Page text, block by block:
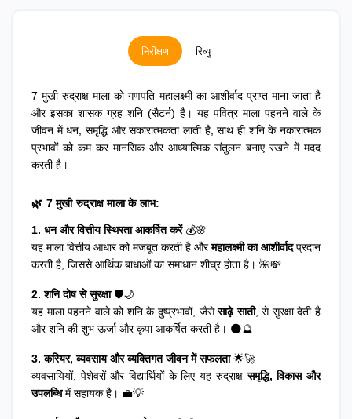
निरीक्षण रिव्यु
7 मुखी रुद्राक्ष माला को गणपति महालक्ष्मी का आशीर्वाद प्राप्त माना जाता है
और इसका शासक ग्रह शनि (सैटर्न) है। यह पवित्र माला पहनने वाले के
जीवन में धन, समृद्धि और सकारात्मकता लाती है, साथ ही शनि के नकारात्मक
प्रभावों को कम कर मानसिक और आध्यात्मिक संतुलन बनाए रखने में मदद
करती है।
🌿 7 मुखी रुद्राक्ष माला के लाभ:
1. धन और वित्तीय स्थिरता आकर्षित करें💰🌸
यह माला वित्तीय आधार को मजबूत करती है औरमहालक्ष्मी का आशीर्वादप्रदान
करती है, जिससे आर्थिक बाधाओं का समाधान शीघ्र होता है। 🌺💸
2. शनि दोष से सुरक्षा🛡️🌙
यह माला पहनने वाले को शनि के दुष्प्रभावों, जैसेसाढ़े साती, से सुरक्षा देती है
और शनि की शुभ ऊर्जा और कृपा आकर्षित करती है। 🌑🔮
3. करियर, व्यवसाय और व्यक्तिगत जीवन में सफलता🌟🚀
व्यवसायियों, पेशेवरों और विद्यार्थियों के लिए यह रुद्राक्षसमृद्धि, विकास और
उपलब्धिमें सहायक है। 💼💡